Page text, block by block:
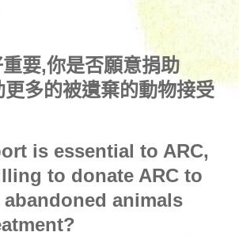
要,你是否願意捐助
多的被遺棄的動物接受
is essential to ARC,
to donate ARC to
animals